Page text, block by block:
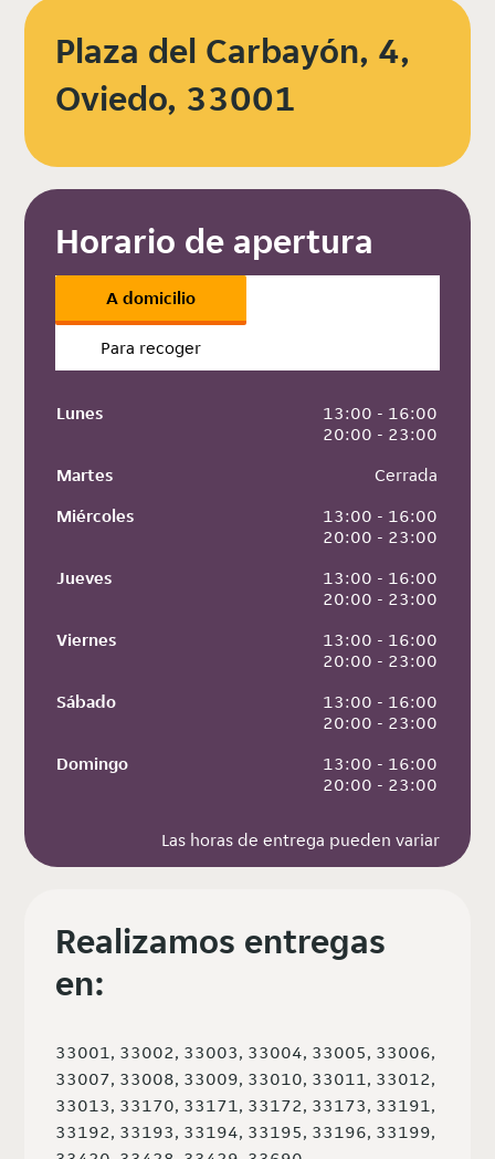
Plaza del Carbayón, 4,
Oviedo, 33001
Horario de apertura
A domicilio
Para recoger
Lunes
13:00 - 16:00
20:00 - 23:00
Martes
Cerrada
Miércoles
13:00 - 16:00
20:00 - 23:00
Jueves
13:00 - 16:00
20:00 - 23:00
Viernes
13:00 - 16:00
20:00 - 23:00
Sábado
13:00 - 16:00
20:00 - 23:00
Domingo
13:00 - 16:00
20:00 - 23:00
Las horas de entrega pueden variar
Realizamos entregas
en:
33001, 33002, 33003, 33004, 33005, 33006,
33007, 33008, 33009, 33010, 33011, 33012,
33013, 33170, 33171, 33172, 33173, 33191,
33192, 33193, 33194, 33195, 33196, 33199,